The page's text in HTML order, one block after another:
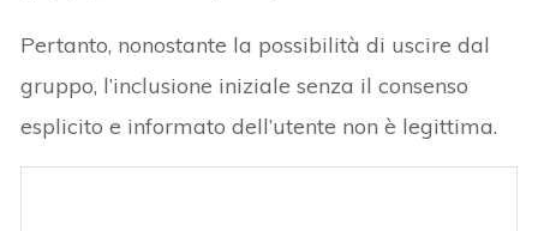
Pertanto, nonostante la possibilità di uscire dal
gruppo, l’inclusione iniziale senza il consenso
esplicito e informato dell’utente non è legittima.